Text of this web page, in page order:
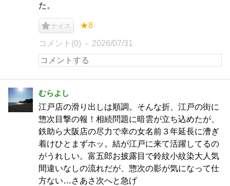
た。
ナイス ★8
コメント(0) 2026/07/31
むらよし
江戸店の滑り出しは順調。そんな折、江戸の街に
惣次目撃の報！相続問題に暗雲が立ち込めたが、
鉄助ら大阪店の尽力で幸の女名前３年延長に漕ぎ
着けひとまずホッ。結が江戸に来て活躍してるの
がうれしい。富五郎お披露目で鈴紋小紋染大人気
間違いなしの流れだが、惣次の影が気になって仕
方ない…さあさ次へと急げ